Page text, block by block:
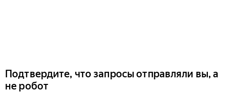
Подтвердите, что запросы отправляли вы, а
не робот